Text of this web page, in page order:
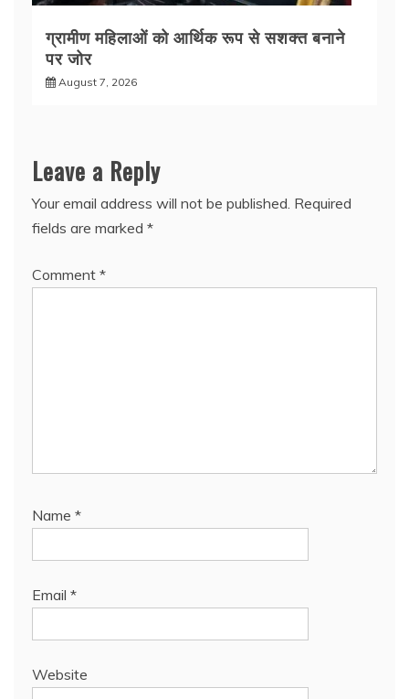
ग्रामीण महिलाओं को आर्थिक रूप से सशक्त बनाने
पर जोर
August 7, 2026
Leave a Reply
Your email address will not be published. Required
fields are marked *
Comment *
Name *
Email *
Website